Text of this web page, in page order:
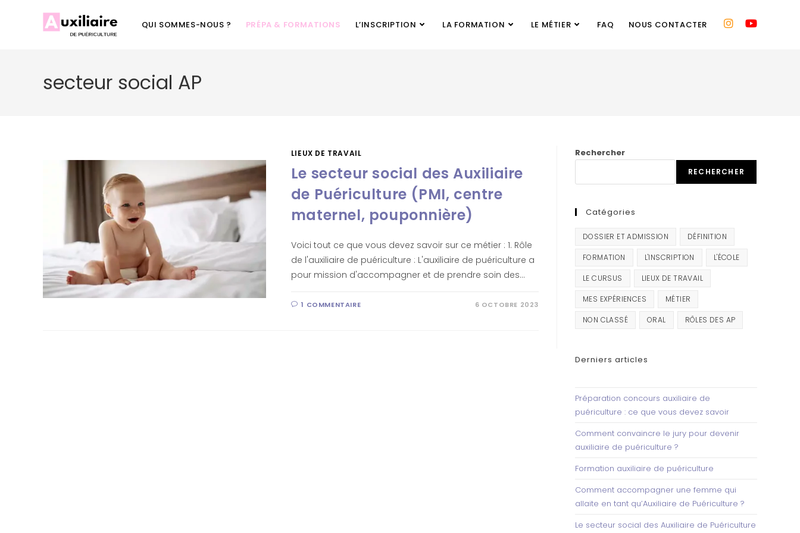
QUI SOMMES-NOUS ? PRÉPA & FORMATIONS L’INSCRIPTION LA FORMATION LE MÉTIER FAQ NOUS CONTACTER
secteur social AP
LIEUX DE TRAVAIL
Le secteur social des Auxiliaire
de Puériculture (PMI, centre
maternel, pouponnière)
Voici tout ce que vous devez savoir sur ce métier : 1. Rôle
de l'auxiliaire de puériculture : L'auxiliaire de puériculture a
pour mission d'accompagner et de prendre soin des…
1 COMMENTAIRE 6 OCTOBRE 2023
Rechercher
RECHERCHER
Catégories
DOSSIER ET ADMISSION DÉFINITION
FORMATION L'INSCRIPTION L'ÉCOLE
LE CURSUS LIEUX DE TRAVAIL
MES EXPÉRIENCES MÉTIER
NON CLASSÉ ORAL RÔLES DES AP
Derniers articles
Préparation concours auxiliaire de
puériculture : ce que vous devez savoir
Comment convaincre le jury pour devenir
auxiliaire de puériculture ?
Formation auxiliaire de puériculture
Comment accompagner une femme qui
allaite en tant qu’Auxiliaire de Puériculture ?
Le secteur social des Auxiliaire de Puériculture